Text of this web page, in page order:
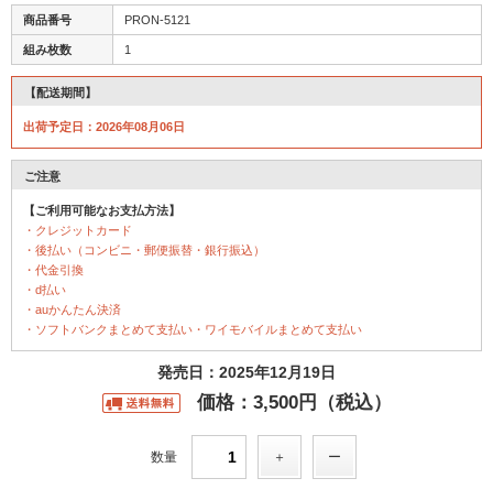
商品番号 PRON-5121
組み枚数 1
【配送期間】
出荷予定日：2026年08月06日
ご注意
【ご利用可能なお支払方法】
・クレジットカード
・後払い（コンビニ・郵便振替・銀行振込）
・代金引換
・d払い
・auかんたん決済
・ソフトバンクまとめて支払い・ワイモバイルまとめて支払い
発売日：2025年12月19日
価格：3,500円（税込）
数量